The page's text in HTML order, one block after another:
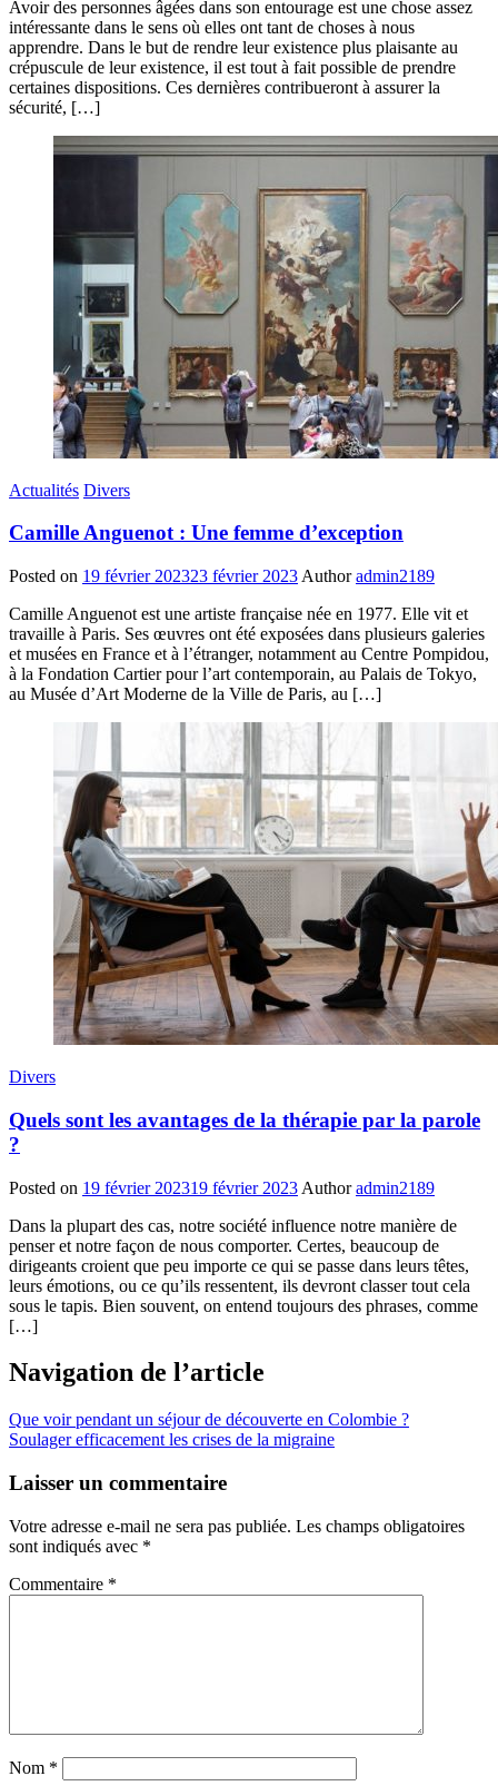
Avoir des personnes âgées dans son entourage est une chose assez
intéressante dans le sens où elles ont tant de choses à nous
apprendre. Dans le but de rendre leur existence plus plaisante au
crépuscule de leur existence, il est tout à fait possible de prendre
certaines dispositions. Ces dernières contribueront à assurer la
sécurité, […]
Actualités Divers
Camille Anguenot : Une femme d’exception
Posted on 19 février 202323 février 2023 Author admin2189
Camille Anguenot est une artiste française née en 1977. Elle vit et
travaille à Paris. Ses œuvres ont été exposées dans plusieurs galeries
et musées en France et à l’étranger, notamment au Centre Pompidou,
à la Fondation Cartier pour l’art contemporain, au Palais de Tokyo,
au Musée d’Art Moderne de la Ville de Paris, au […]
Divers
Quels sont les avantages de la thérapie par la parole
?
Posted on 19 février 202319 février 2023 Author admin2189
Dans la plupart des cas, notre société influence notre manière de
penser et notre façon de nous comporter. Certes, beaucoup de
dirigeants croient que peu importe ce qui se passe dans leurs têtes,
leurs émotions, ou ce qu’ils ressentent, ils devront classer tout cela
sous le tapis. Bien souvent, on entend toujours des phrases, comme
[…]
Navigation de l’article
Que voir pendant un séjour de découverte en Colombie ?
Soulager efficacement les crises de la migraine
Laisser un commentaire
Votre adresse e-mail ne sera pas publiée. Les champs obligatoires
sont indiqués avec *
Commentaire *
Nom *